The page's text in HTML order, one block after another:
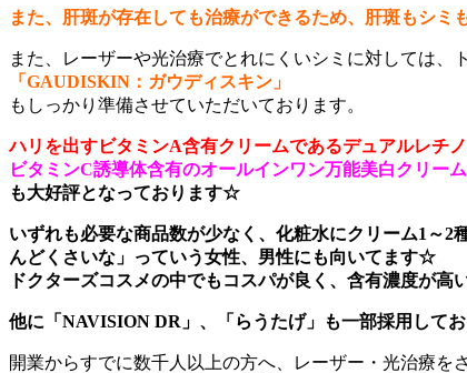
また、肝斑が存在しても治療ができるため、肝斑もシミ
また、レーザーや光治療でとれにくいシミに対しては
「GAUDISKIN：ガウディスキン」
もしっかり準備させていただいております。
ハリを出すビタミンA含有クリームであるデュアルレチ
ビタミンC誘導体含有のオールインワン万能美白クリー
も大好評となっております☆
いずれも必要な商品数が少なく、化粧水にクリーム1～2
んどくさいな」っていう女性、男性にも向いてます☆
ドクターズコスメの中でもコスパが良く、含有濃度が
他に「NAVISION DR 」、「らうたげ」も一部採用してお
開業からすでに数千人以上の方へ、レーザー・光治療を